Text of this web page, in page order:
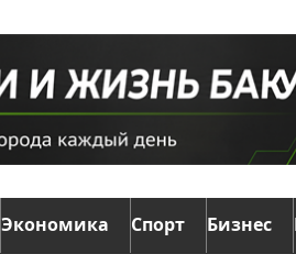
Экономика Спорт Бизнес